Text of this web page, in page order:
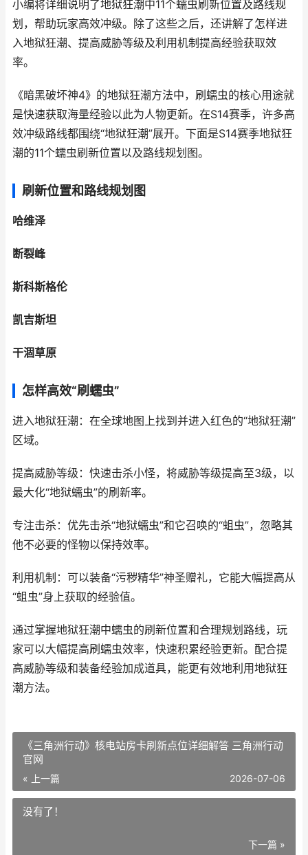
小编将详细说明了地狱狂潮中11个蠕虫刷新位置及路线规
划，帮助玩家高效冲级。除了这些之后，还讲解了怎样进
入地狱狂潮、提高威胁等级及利用机制提高经验获取效
率。
《暗黑破坏神4》的地狱狂潮方法中，刷蠕虫的核心用途就
是快速获取海量经验以此为人物更新。在S14赛季，许多高
效冲级路线都围绕“地狱狂潮”展开。下面是S14赛季地狱狂
潮的11个蠕虫刷新位置以及路线规划图。
刷新位置和路线规划图
哈维泽
断裂峰
斯科斯格伦
凯吉斯坦
干涸草原
怎样高效“刷蠕虫”
进入地狱狂潮：在全球地图上找到并进入红色的“地狱狂潮”
区域。
提高威胁等级：快速击杀小怪，将威胁等级提高至3级，以
最大化“地狱蠕虫”的刷新率。
专注击杀：优先击杀“地狱蠕虫”和它召唤的“蛆虫”，忽略其
他不必要的怪物以保持效率。
利用机制：可以装备“污秽精华”神圣赠礼，它能大幅提高从
“蛆虫”身上获取的经验值。
通过掌握地狱狂潮中蠕虫的刷新位置和合理规划路线，玩
家可以大幅提高刷蠕虫效率，快速积累经验更新。配合提
高威胁等级和装备经验加成道具，能更有效地利用地狱狂
潮方法。
《三角洲行动》核电站房卡刷新点位详细解答 三角洲行动
官网
« 上一篇 2026-07-06
没有了！
下一篇 »